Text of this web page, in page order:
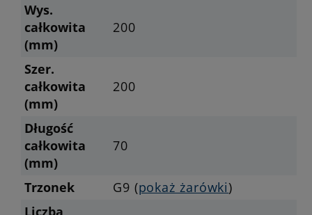
Wys.
całkowita
(mm)
200
Szer.
całkowita
(mm)
200
Długość
całkowita
(mm)
70
Trzonek G9 (pokaż żarówki)
Liczba